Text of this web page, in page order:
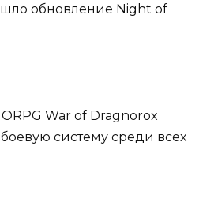
обновление Night of
War of Dragnorox
систему среди всех